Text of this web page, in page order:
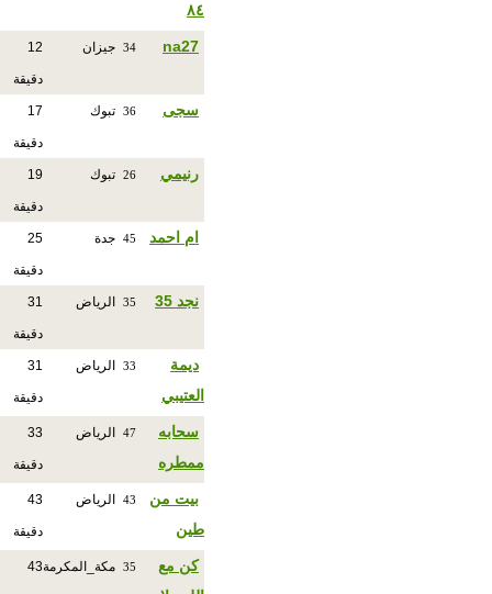
٨٤
na27
34 جيزان 12
دقيقة
سجى 36 تبوك 17
دقيقة
رنيمي 26 تبوك 19
دقيقة
ام احمد 45 جدة 25
دقيقة
نجد 35 35 الرياض 31
دقيقة
ديمة
العتيبي
33 الرياض 31
دقيقة
سحابه
ممطره
47 الرياض 33
دقيقة
بيت من
طين
43 الرياض 43
دقيقة
كن مع
35 مكة_المكرمة43